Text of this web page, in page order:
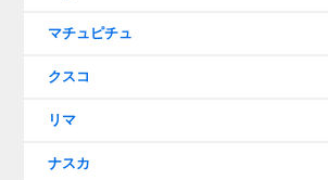
マチュピチュ
クスコ
リマ
ナスカ